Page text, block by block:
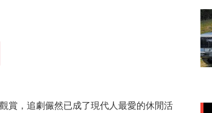
賞，追劇儼然已成了現代人最愛的休閒活